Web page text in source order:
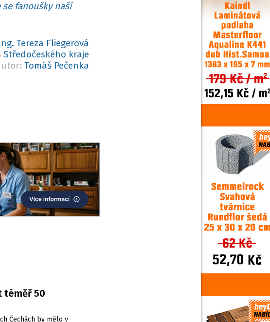
fanoušky naší
Tereza Fliegerová
kraje
Tomáš Pečenka
téměř 50
Čechách by mělo v